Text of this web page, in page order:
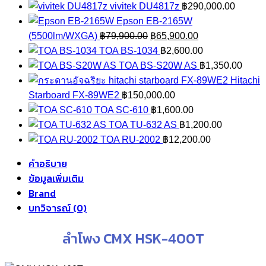
vivitek DU4817z ฿290,000.00
Epson EB-2165W
(5500lm/WXGA) ฿79,900.00 Original
price
was:
฿79,900.00.
฿65,900.00Current
price
is:
฿65,900.00.
TOA BS-1034 ฿2,600.00
TOA BS-S20W AS ฿1,350.00
Hitachi
Starboard FX-89WE2 ฿150,000.00
TOA SC-610 ฿1,600.00
TOA TU-632 AS ฿1,200.00
TOA RU-2002 ฿12,200.00
คำอธิบาย
ข้อมูลเพิ่มเติม
Brand
บทวิจารณ์ (0)
ลำโพง CMX HSK-400T